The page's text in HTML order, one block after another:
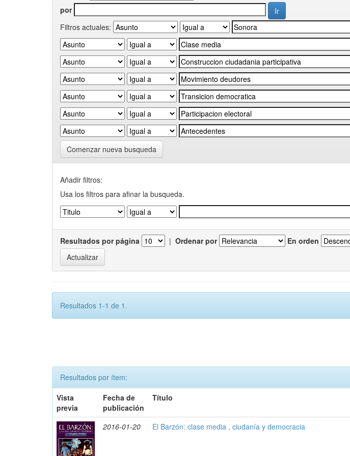
por
Filtros actuales:
Comenzar nueva busqueda
Añadir filtros:
Usa los filtros para afinar la busqueda.
Resultados por página | Ordenar por En orden
Resultados 1-1 de 1.
Resultados por ítem:
Vista
previa
Fecha de
publicación
Título
2016-01-20 El Barzón: clase media , ciudanía y democracia